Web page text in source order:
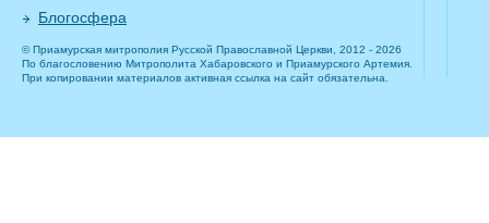
Блогосфера
© Приамурская митрополия Русской Православной Церкви, 2012 - 2026
По благословению Митрополита Хабаровского и Приамурского Артемия.
При копировании материалов активная ссылка на сайт обязательна.